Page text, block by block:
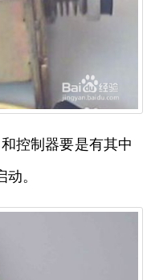
控制器要是有其中
。